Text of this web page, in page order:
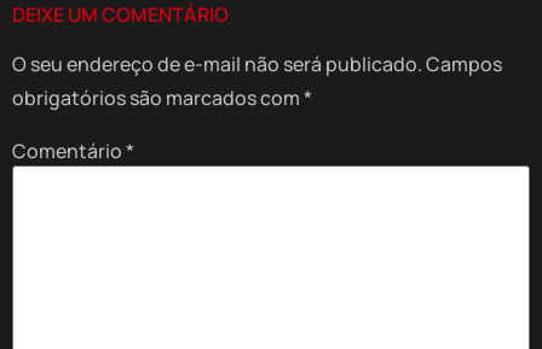
DEIXE UM COMENTÁRIO
O seu endereço de e-mail não será publicado.Campos
obrigatórios são marcados com*
Comentário*